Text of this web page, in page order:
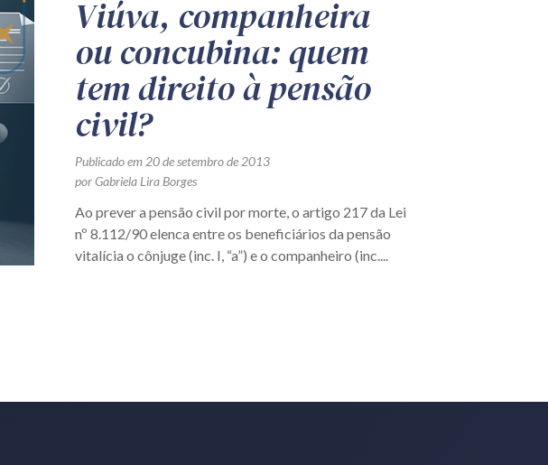
Viúva, companheira
ou concubina: quem
tem direito à pensão
civil?
Publicado em 20 de setembro de 2013
por Gabriela Lira Borges
Ao prever a pensão civil por morte, o artigo 217 da Lei
nº 8.112/90 elenca entre os beneficiários da pensão
vitalícia o cônjuge (inc. I, “a”) e o companheiro (inc....